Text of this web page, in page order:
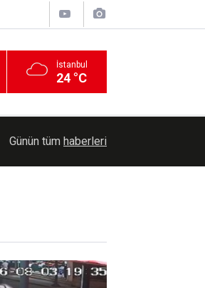
İstanbul
24 °C
Günün tüm haberleri